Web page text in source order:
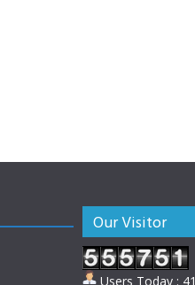
Our Visitor
Users Today : 41